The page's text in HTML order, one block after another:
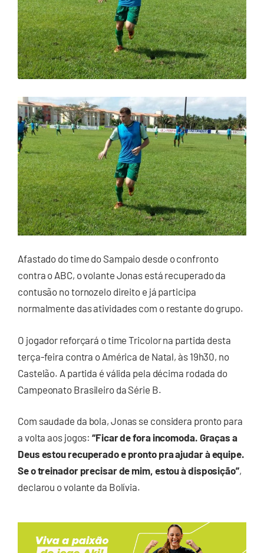
Afastado do time do Sampaio desde o confronto
contra o ABC, o volante Jonas está recuperado da
contusão no tornozelo direito e já participa
normalmente das atividades com o restante do grupo.
O jogador reforçará o time Tricolor na partida desta
terça-feira contra o América de Natal, às 19h30, no
Castelão. A partida é válida pela décima rodada do
Campeonato Brasileiro da Série B.
Com saudade da bola, Jonas se considera pronto para
a volta aos jogos:“Ficar de fora incomoda. Graças a
Deus estou recuperado e pronto pra ajudar à equipe.
Se o treinador precisar de mim, estou à disposição”,
declarou o volante da Bolívia.